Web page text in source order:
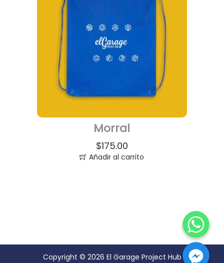
Morral
$175.00
Añadir al carrito
Copyright © 2026 El Garage Project Hub